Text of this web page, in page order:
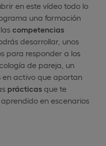
en este vídeo todo lo
una formación
, lascompetencias
desarrollar, unos
para responder a los
de pareja, un
en activo que aportan
prácticas que te
en escenarios